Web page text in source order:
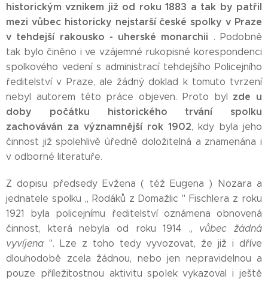
historickým vznikem již od roku 1883 a tak by patřil
mezi vůbec historicky nejstarší české spolky v Praze
v tehdejší rakousko - uherské monarchii . Podobně
tak bylo činěno i ve vzájemné rukopisné korespondenci
spolkového vedení s administrací tehdejšího Policejního
ředitelství v Praze, ale žádný doklad k tomuto tvrzení
nebyl autorem této práce objeven. Proto byl zde u
doby počátku historického trvání spolku
zachováván za významnější rok 1902, kdy byla jeho
činnost již spolehlivě úředně doložitelná a znamenána i
v odborné literatuře.
Z dopisu předsedy Evžena ( též Eugena ) Nozara a
jednatele spolku ,, Rodáků z Domažlic '' Fischlera z roku
1921 byla policejnímu ředitelství oznámena obnovená
činnost, která nebyla od roku 1914 ,, vůbec žádná
vyvíjena ''. Lze z toho tedy vyvozovat, že již i dříve
dlouhodobě zcela žádnou, nebo jen nepravidelnou a
pouze příležitostnou aktivitu spolek vykazoval i ještě